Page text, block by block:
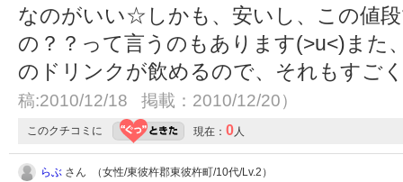
なのがいい☆しかも、安いし、この値
の？？って言うのもあります(>u<)また
のドリンクが飲めるので、それもすご
稿:2010/12/18 掲載：2010/12/20）
このクチコミに 現在： 0人
らぶ さん （女性/東彼杵郡東彼杵町/10代/Lv.2）